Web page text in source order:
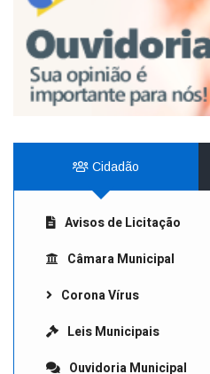
Cidadão
Avisos de Licitação
Câmara Municipal
Corona Vírus
Leis Municipais
Ouvidoria Municipal